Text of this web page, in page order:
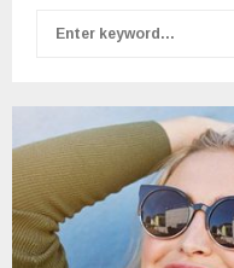
r
h
f
o
r
: